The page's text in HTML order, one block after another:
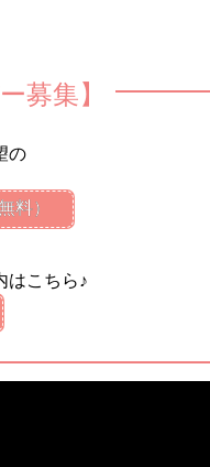
募集】
の
料）
はこちら♪